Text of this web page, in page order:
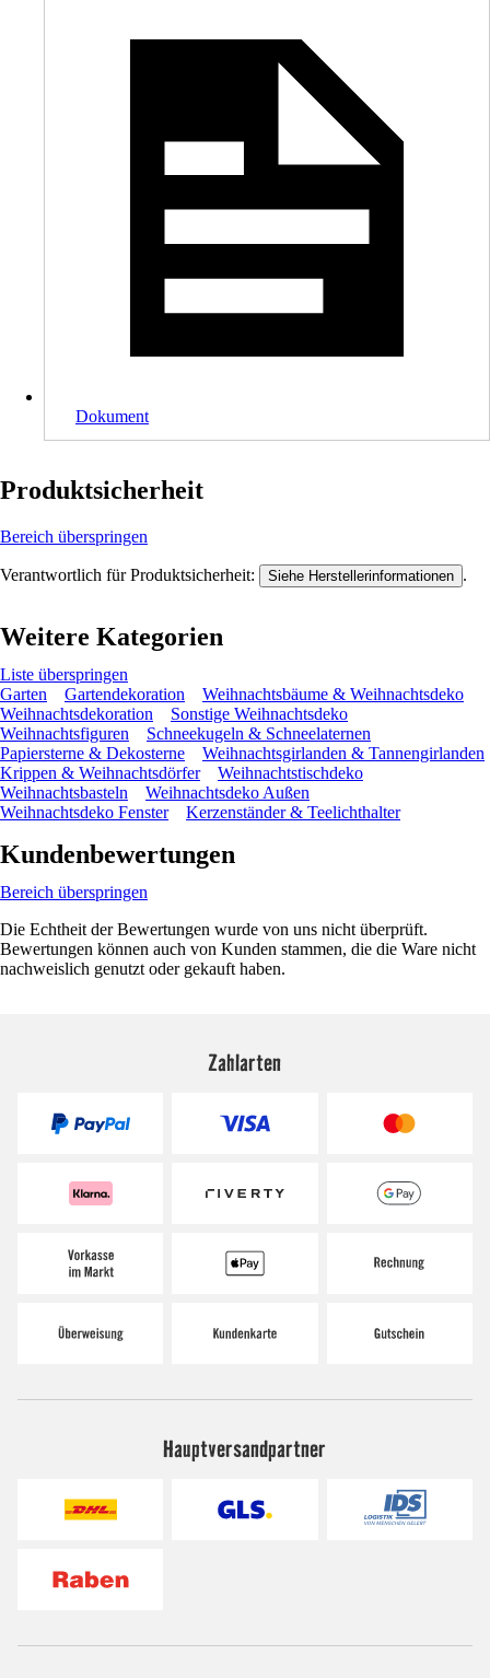
Dokument
Produktsicherheit
Bereich überspringen
Verantwortlich für Produktsicherheit: Siehe Herstellerinformationen .
Weitere Kategorien
Liste überspringen
Garten
Gartendekoration
Weihnachtsbäume & Weihnachtsdeko
Weihnachtsdekoration
Sonstige Weihnachtsdeko
Weihnachtsfiguren
Schneekugeln & Schneelaternen
Papiersterne & Dekosterne
Weihnachtsgirlanden & Tannengirlanden
Krippen & Weihnachtsdörfer
Weihnachtstischdeko
Weihnachtsbasteln
Weihnachtsdeko Außen
Weihnachtsdeko Fenster
Kerzenständer & Teelichthalter
Kundenbewertungen
Bereich überspringen
Die Echtheit der Bewertungen wurde von uns nicht überprüft.
Bewertungen können auch von Kunden stammen, die die Ware nicht
nachweislich genutzt oder gekauft haben.
Zahlarten
Hauptversandpartner